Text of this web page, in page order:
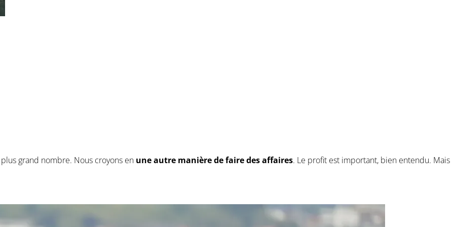
grand nombre. Nous croyons en une autre manière de faire des affaires. Le profit est important, bien entendu. Mais